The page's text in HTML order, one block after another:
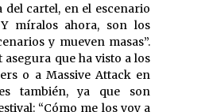
del cartel, en el escenario
míralos ahora, son los
y mueven masas”.
asegura que ha visto a los
o a Massive Attack en
también, ya que son
“Cómo me los voy a